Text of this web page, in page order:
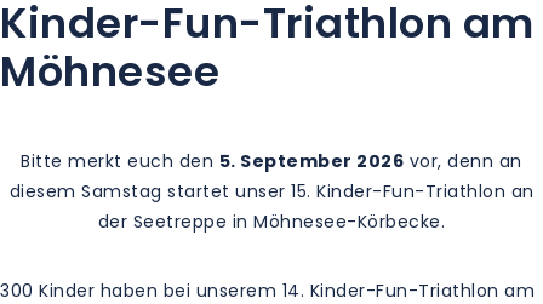
Kinder-Fun-Triathlon am
Möhnesee
Bitte merkt euch den 5. September 2026 vor, denn an
diesem Samstag startet unser 15. Kinder-Fun-Triathlon an
der Seetreppe in Möhnesee-Körbecke.
300 Kinder haben bei unserem 14. Kinder-Fun-Triathlon am